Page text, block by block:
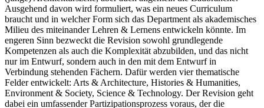
Ausgehend davon wird formuliert, was ein neues Curriculum
braucht und in welcher Form sich das Department als akademisches
Milieu des miteinander Lehren & Lernens entwickeln könnte. Im
engeren Sinn bezweckt die Revision sowohl grundlegende
Kompetenzen als auch die Komplexität abzubilden, und das nicht
nur im Entwurf, sondern auch in den mit dem Entwurf in
Verbindung stehenden Fächern. Dafür werden vier thematische
Felder entwickelt: Arts & Architecture, Histories & Humanities,
Environment & Society, Science & Technology. Der Revision geht
dabei ein umfassender Partizipationsprozess voraus, der die